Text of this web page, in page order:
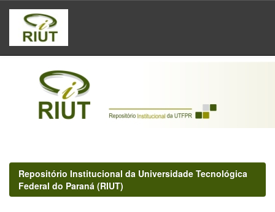
Skip
navigation
Repositório Institucional da Universidade Tecnológica
Federal do Paraná (RIUT)